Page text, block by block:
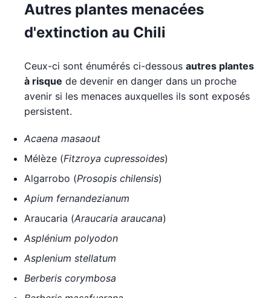
Autres plantes menacées
d'extinction au Chili
Ceux-ci sont énumérés ci-dessous autres plantes
à risque de devenir en danger dans un proche
avenir si les menaces auxquelles ils sont exposés
persistent.
Acaena masaout
Mélèze (Fitzroya cupressoides)
Algarrobo (Prosopis chilensis)
Apium fernandezianum
Araucaria (Araucaria araucana)
Asplénium polyodon
Asplenium stellatum
Berberis corymbosa